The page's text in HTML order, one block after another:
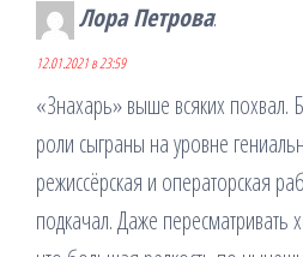
Лора Петрова:
12.01.2021 в 23:59
«Знахарь» выше всяких похвал.
роли сыграны на уровне
режиссёрская и операторская
подкачал. Даже пересматривать